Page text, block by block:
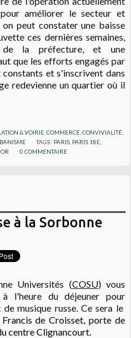
améliorer le secteur et
on peut constater une baisse
ces dernières semaines,
de la préfecture, et une
que les efforts engagés par
et s'inscrivent dans
redevienne un quartier où il
& VOIRIE, COMMERCE, CONVIVIALITÉ,
TAGS : PARIS PARIS 18E
0 COMMENTAIRE
à la Sorbonne
Universités (COSU) vous
l'heure du déjeuner pour
musique russe. Ce sera le
de Croisset, porte de
centre Clignancourt.